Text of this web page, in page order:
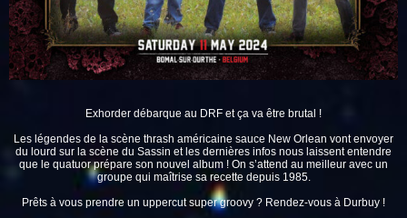
Exhorder débarque au DRF et ça va être brutal !
Les légendes de la scène thrash américaine sauce New Orlean vont envoyer
du lourd sur la scène du Sassin et les dernières infos nous laissent entendre
que le quatuor prépare son nouvel album ! On s’attend au meilleur avec un
groupe qui maîtrise sa recette depuis 1985.
Prêts à vous prendre un uppercut super groovy ? Rendez-vous à Durbuy !